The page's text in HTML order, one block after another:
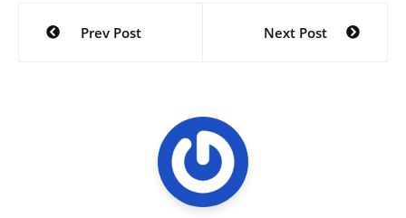
Navegación
Prev Post Next Post